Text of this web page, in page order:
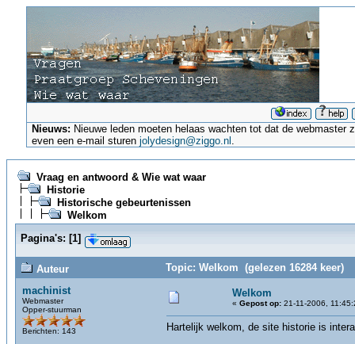
Nieuws: Nieuwe leden moeten helaas wachten tot dat de
even een e-mail sturenjolydesign@ziggo.nl .
Vraag en antwoord & Wie wat waar
Historie
Historische gebeurtenissen
Welkom
Pagina's: [1]
Auteur
Topic: Welkom (gelezen 16284 keer)
machinist
Webmaster
Opper-stuurman
Berichten: 143
Welkom
« Gepost op: 21-11-2006,
Hartelijk welkom, de site historie is